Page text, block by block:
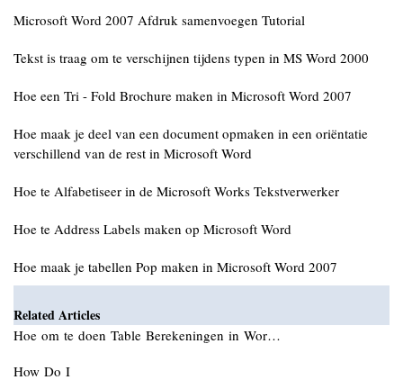
Microsoft Word 2007 Afdruk samenvoegen Tutorial
Tekst is traag om te verschijnen tijdens typen in MS Word 2000
Hoe een Tri - Fold Brochure maken in Microsoft Word 2007
Hoe maak je deel van een document opmaken in een oriëntatie
verschillend van de rest in Microsoft Word
Hoe te Alfabetiseer in de Microsoft Works Tekstverwerker
Hoe te Address Labels maken op Microsoft Word
Hoe maak je tabellen Pop maken in Microsoft Word 2007
Related Articles
Hoe om te doen Table Berekeningen in Wor…
How Do I